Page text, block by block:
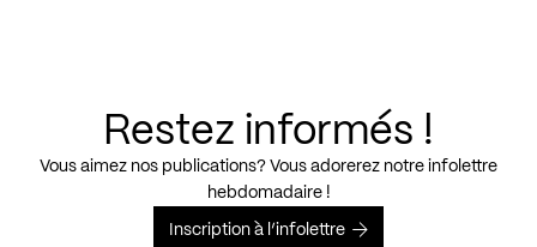
Restez informés !
Vous aimez nos publications? Vous adorerez notre infolettre
hebdomadaire !
Inscription à l’infolettre